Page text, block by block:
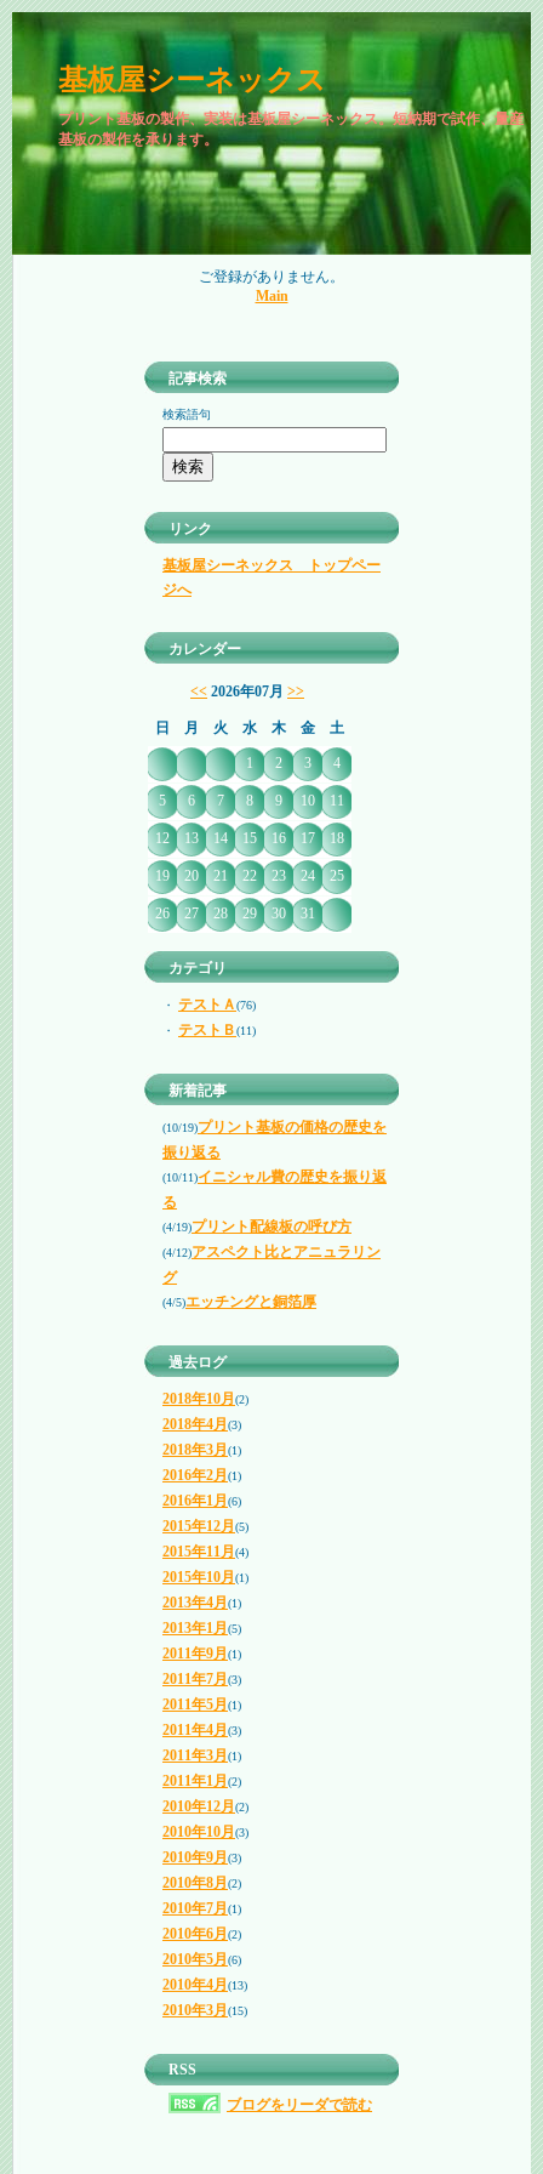
基板屋シーネックス
プリント基板の製作、実装は基板屋シーネックス。短納期で試作、量産
基板の製作を承ります。
ご登録がありません。
Main
記事検索
検索語句
リンク
基板屋シーネックス トップペー
ジへ
カレンダー
<< 2026年07月 >>
日 月 火 水 木 金 土
1 2 3 4
5 6 7 8 9 10 11
12 13 14 15 16 17 18
19 20 21 22 23 24 25
26 27 28 29 30 31
カテゴリ
・ テストＡ(76)
・ テストＢ(11)
新着記事
(10/19)プリント基板の価格の歴史を
振り返る
(10/11)イニシャル費の歴史を振り返
る
(4/19)プリント配線板の呼び方
(4/12)アスペクト比とアニュラリン
グ
(4/5)エッチングと銅箔厚
過去ログ
2018年10月 (2)
2018年4月 (3)
2018年3月 (1)
2016年2月 (1)
2016年1月 (6)
2015年12月 (5)
2015年11月 (4)
2015年10月 (1)
2013年4月 (1)
2013年1月 (5)
2011年9月 (1)
2011年7月 (3)
2011年5月 (1)
2011年4月 (3)
2011年3月 (1)
2011年1月 (2)
2010年12月 (2)
2010年10月 (3)
2010年9月 (3)
2010年8月 (2)
2010年7月 (1)
2010年6月 (2)
2010年5月 (6)
2010年4月 (13)
2010年3月 (15)
RSS
ブログをリーダで読む